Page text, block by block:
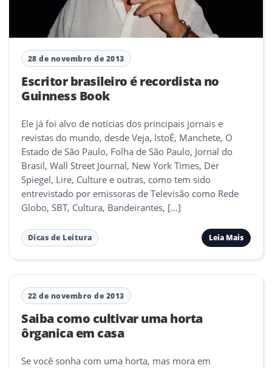
28 de novembro de 2013
Escritor brasileiro é recordista no
Guinness Book
Ele já foi alvo de notícias dos principais jornais e
revistas do mundo, desde Veja, IstoÉ, Manchete, O
Estado de São Paulo, Folha de São Paulo, Jornal do
Brasil, Wall Street Journal, New York Times, Der
Spiegel, Lire, Culture e outras, como tem sido
entrevistado por emissoras de Televisão como Rede
Globo, SBT, Cultura, Bandeirantes, […]
Dicas de Leitura Leia Mais
22 de novembro de 2013
Saiba como cultivar uma horta
ôrganica em casa
Se você sonha com uma horta, mas mora em